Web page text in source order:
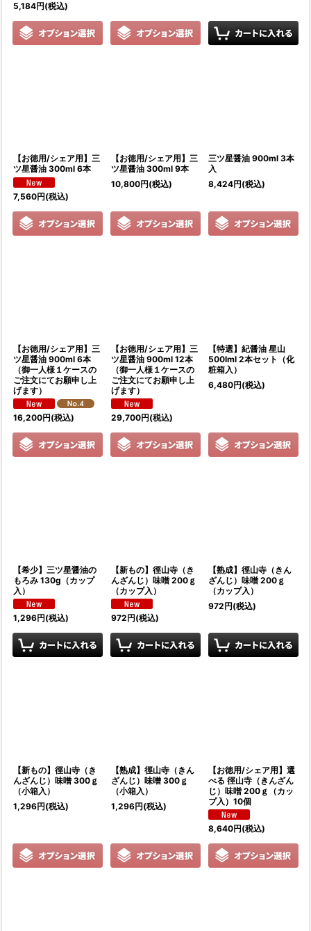
5,184円(税込)
【お徳用/シェア用】三
ツ星醤油 300ml 6本
7,560円(税込)
【お徳用/シェア用】三
ツ星醤油 300ml 9本
10,800円(税込)
三ツ星醤油 900ml 3本
入
8,424円(税込)
【お徳用/シェア用】三
ツ星醤油 900ml 6本
（御一人様１ケースの
ご注文にてお願申し上
げます）
16,200円(税込)
【お徳用/シェア用】三
ツ星醤油 900ml 12本
（御一人様１ケースの
ご注文にてお願申し上
げます）
29,700円(税込)
【特選】紀醤油 星山
500lml 2本セット（化
粧箱入）
6,480円(税込)
【希少】三ツ星醤油の
もろみ 130g（カップ
入）
1,296円(税込)
【新もの】徑山寺（き
んざんじ）味噌 200ｇ
（カップ入）
972円(税込)
【熟成】徑山寺（きん
ざんじ）味噌 200ｇ
（カップ入）
972円(税込)
【新もの】徑山寺（き
んざんじ）味噌 300ｇ
（小箱入）
1,296円(税込)
【熟成】徑山寺（きん
ざんじ）味噌 300ｇ
（小箱入）
1,296円(税込)
【お徳用/シェア用】選
べる 徑山寺（きんざん
じ）味噌 200ｇ（カッ
プ入）10個
8,640円(税込)